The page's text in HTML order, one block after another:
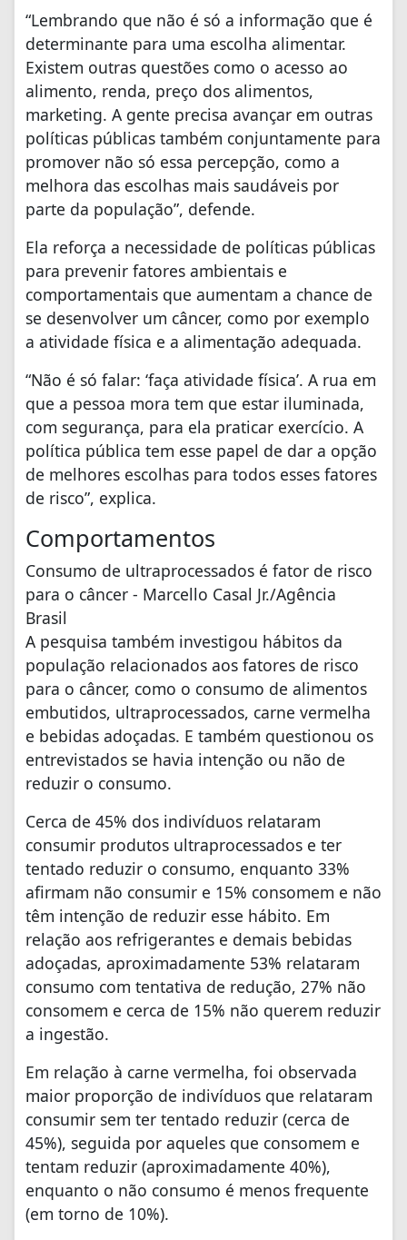
“Lembrando que não é só a informação que é
determinante para uma escolha alimentar.
Existem outras questões como o acesso ao
alimento, renda, preço dos alimentos,
marketing. A gente precisa avançar em outras
políticas públicas também conjuntamente para
promover não só essa percepção, como a
melhora das escolhas mais saudáveis por
parte da população”, defende.
Ela reforça a necessidade de políticas públicas
para prevenir fatores ambientais e
comportamentais que aumentam a chance de
se desenvolver um câncer, como por exemplo
a atividade física e a alimentação adequada.
“Não é só falar: ‘faça atividade física’. A rua em
que a pessoa mora tem que estar iluminada,
com segurança, para ela praticar exercício. A
política pública tem esse papel de dar a opção
de melhores escolhas para todos esses fatores
de risco”, explica.
Comportamentos
Consumo de ultraprocessados é fator de risco
para o câncer - Marcello Casal Jr./Agência
Brasil
A pesquisa também investigou hábitos da
população relacionados aos fatores de risco
para o câncer, como o consumo de alimentos
embutidos, ultraprocessados, carne vermelha
e bebidas adoçadas. E também questionou os
entrevistados se havia intenção ou não de
reduzir o consumo.
Cerca de 45% dos indivíduos relataram
consumir produtos ultraprocessados e ter
tentado reduzir o consumo, enquanto 33%
afirmam não consumir e 15% consomem e não
têm intenção de reduzir esse hábito. Em
relação aos refrigerantes e demais bebidas
adoçadas, aproximadamente 53% relataram
consumo com tentativa de redução, 27% não
consomem e cerca de 15% não querem reduzir
a ingestão.
Em relação à carne vermelha, foi observada
maior proporção de indivíduos que relataram
consumir sem ter tentado reduzir (cerca de
45%), seguida por aqueles que consomem e
tentam reduzir (aproximadamente 40%),
enquanto o não consumo é menos frequente
(em torno de 10%).